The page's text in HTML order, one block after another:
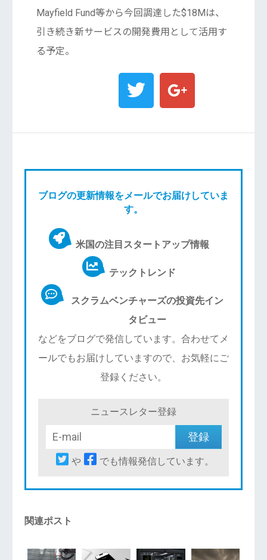
Mayfield Fund等から今回調達した$18Mは、
引き続き新サービスの開発費用として活用す
る予定。
ブログの更新情報をメールでお届けしていま
す。
米国の注目スタートアップ情報
テックトレンド
スクラムベンチャーズの投資先イン
タビュー
などをブログで発信しています。合わせてメ
ールでもお届けしていますので、お気軽にご
登録ください。
ニュースレター登録
や でも情報発信しています。
関連ポスト